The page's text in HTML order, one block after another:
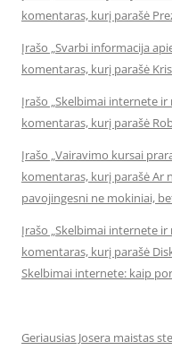
komentaras, kurį parašė
Įrašo „Svarbi informacija
komentaras, kurį parašė
Įrašo „Skelbimai internete
komentaras, kurį parašė
Įrašo „Vairavimo kursai
komentaras, kurį parašė Ar
pavojingesni ne mokiniai,
Įrašo „Skelbimai internete
komentaras, kurį parašė
Skelbimai internete: kaip
Geriausias Josera maistas